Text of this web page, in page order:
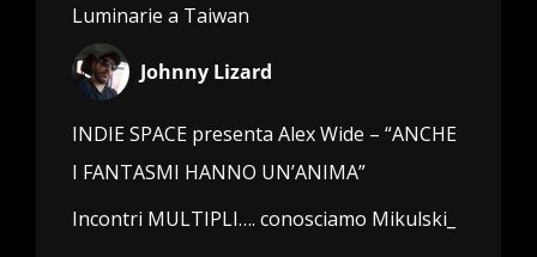
Luminarie a Taiwan
Johnny Lizard
INDIE SPACE presenta Alex Wide – “ANCHE
I FANTASMI HANNO UN’ANIMA”
Incontri MULTIPLI…. conosciamo Mikulski_